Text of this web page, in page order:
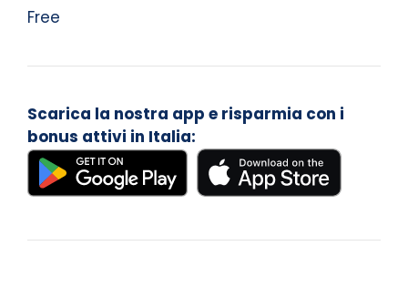
Free
Scarica la nostra app e risparmia con i
bonus attivi in Italia: